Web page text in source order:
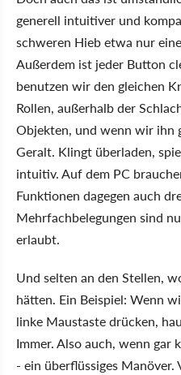
generell intuitiver und
schweren Hieb etwa nur
Außerdem ist jeder Button
benutzen wir den gleichen
Rollen, außerhalb der
Objekten, und wenn wir ihn
Geralt. Klingt überladen,
intuitiv. Auf dem PC
Funktionen dagegen auch
Mehrfachbelegungen sind
erlaubt.
Und selten an den Stellen,
hätten. Ein Beispiel: Wenn
linke Maustaste drücken,
Immer. Also auch, wenn gar
- ein überflüssiges